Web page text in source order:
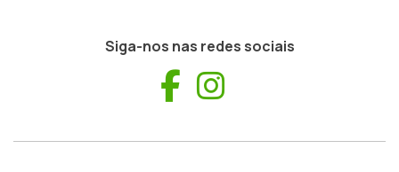
Siga-nos nas redes sociais
Facebook